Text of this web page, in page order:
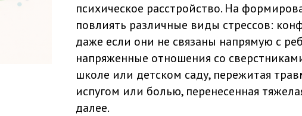
психическое расстройство. На
повлиять различные виды стрессов:
даже если они не связаны напрямую с
напряженные отношения со
школе или детском саду, пережитая
испугом или болью, перенесенная
далее.